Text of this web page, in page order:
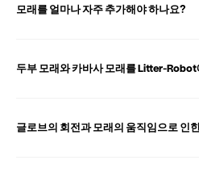
모래를 얼마나 자주 추가해야 하나요?
두부 모래와 카바사 모래를 Litter-Robot
글로브의 회전과 모래의 움직임으로 인